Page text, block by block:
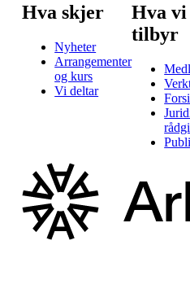
Hva skjer
Nyheter
Arrangementer
og kurs
Vi deltar
Hva vi
tilbyr